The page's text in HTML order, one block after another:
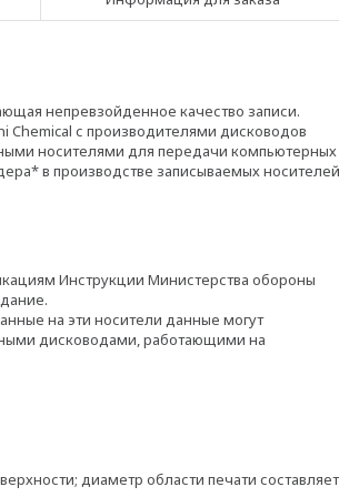
непревзойденное качество записи.
Chemical с производителями дисководов
носителями для передачи компьютерных
в производстве записываемых носителей
Инструкции Министерства обороны
на эти носители данные могут
дисководами, работающими на
диаметр области печати составляет